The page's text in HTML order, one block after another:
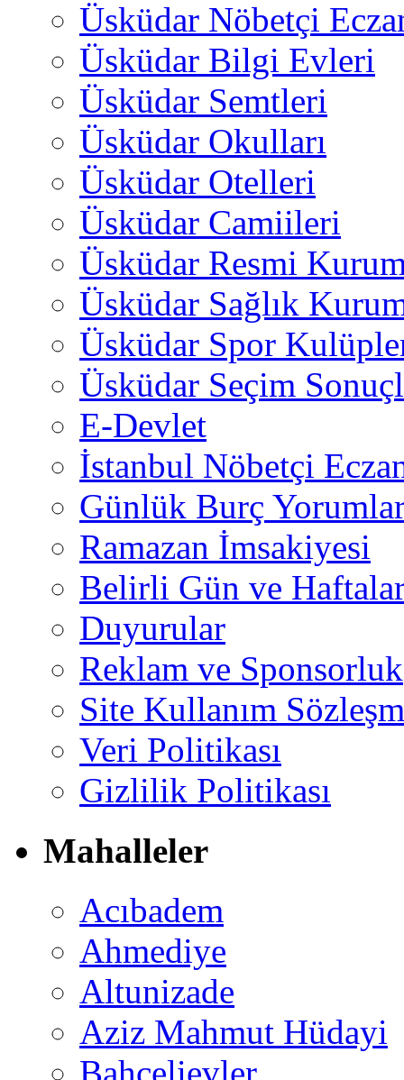
Üsküdar Nöbetçi
Üsküdar Bilgi Evleri
Üsküdar Semtleri
Üsküdar Okulları
Üsküdar Otelleri
Üsküdar Camiileri
Üsküdar Resmi
Üsküdar Sağlık
Üsküdar Spor
Üsküdar Seçim
E-Devlet
İstanbul Nöbetçi
Günlük Burç
Ramazan İmsakiyesi
Belirli Gün ve
Duyurular
Reklam ve Sponsorluk
Site Kullanım
Veri Politikası
Gizlilik Politikası
Mahalleler
Acıbadem
Ahmediye
Altunizade
Aziz Mahmut Hüdayi
Bahçelievler